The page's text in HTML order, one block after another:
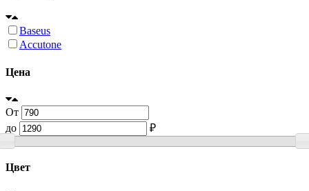
Baseus
Accutone
Цена
От
до
₽
Цвет